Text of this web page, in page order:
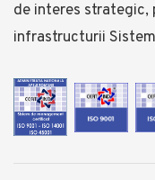
de interes strategic,
infrastructurii